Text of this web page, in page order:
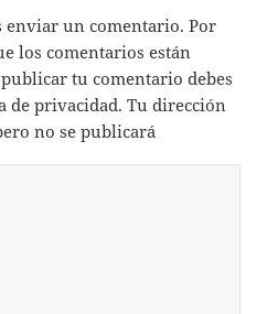
enviar un comentario. Por
los comentarios están
tu comentario debes
de privacidad. Tu dirección
no se publicará